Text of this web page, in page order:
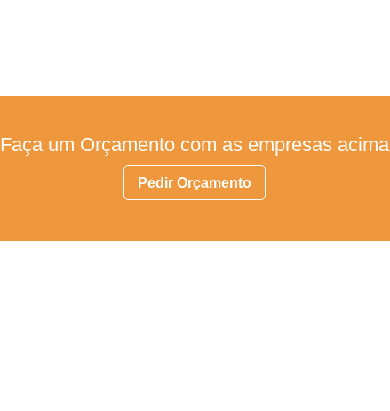
Faça um Orçamento com as empresas acima
Pedir Orçamento